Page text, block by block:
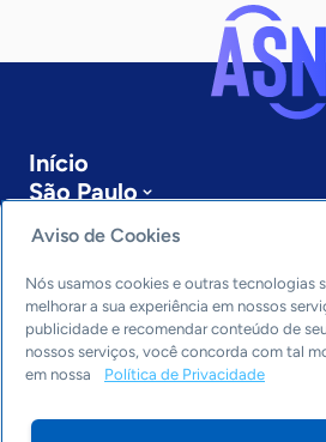
Início
São Paulo
Sobre a ASN
Últimas notícias
Entre em contato
Editorias
Economia & Política
Inovação & Tecnologia
Cultura empreendedora
Aviso de Cookies
Nós usamos cookies e outras tecnologias
melhorar a sua experiência em nossos
publicidade e recomendar conteúdo de
nossos serviços, você concorda com tal
em nossa
Política de Privacidade